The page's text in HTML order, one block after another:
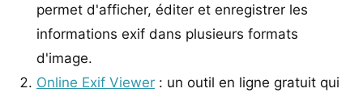
permet d'afficher, éditer et enregistrer les
informations exif dans plusieurs formats
d'image.
Online Exif Viewer : un outil en ligne gratuit qui